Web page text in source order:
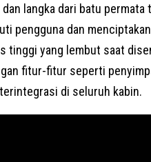
langka dari batu permata
pengguna dan
tinggi yang lembut saat
fitur-fitur seperti
di seluruh kabin.